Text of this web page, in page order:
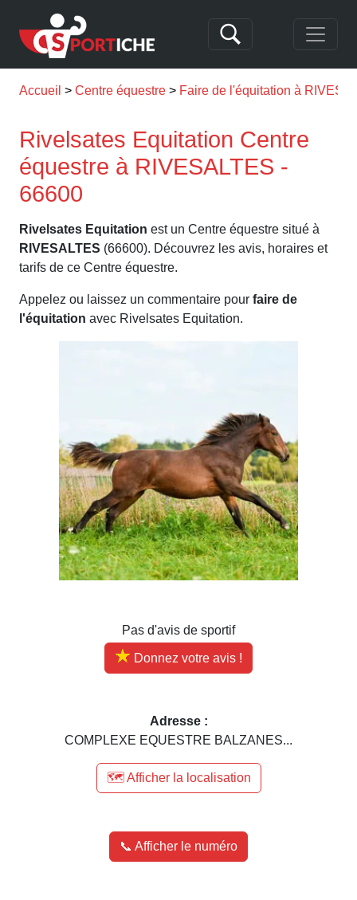
Accueil Centre équestre Faire de l'équitation à
Rivelsates Equitation Centre
équestre à RIVESALTES -
66600
Rivelsates Equitation est un Centre équestre situé à
RIVESALTES (66600). Découvrez les avis, horaires et
tarifs de ce Centre équestre.
Appelez ou laissez un commentaire pour faire de
l'équitation avec Rivelsates Equitation.
Pas d'avis de sportif
Donnez votre avis !
Adresse :
COMPLEXE EQUESTRE BALZANES...
🗺️ Afficher la localisation
📞 Afficher le numéro